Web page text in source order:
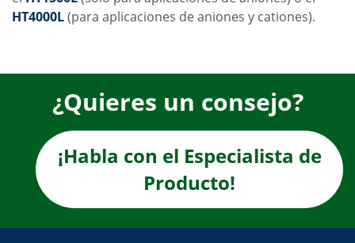
HT4000L(para aplicaciones de aniones y cationes).
¿Quieres un consejo?
¡Habla con el Especialista de
Producto!